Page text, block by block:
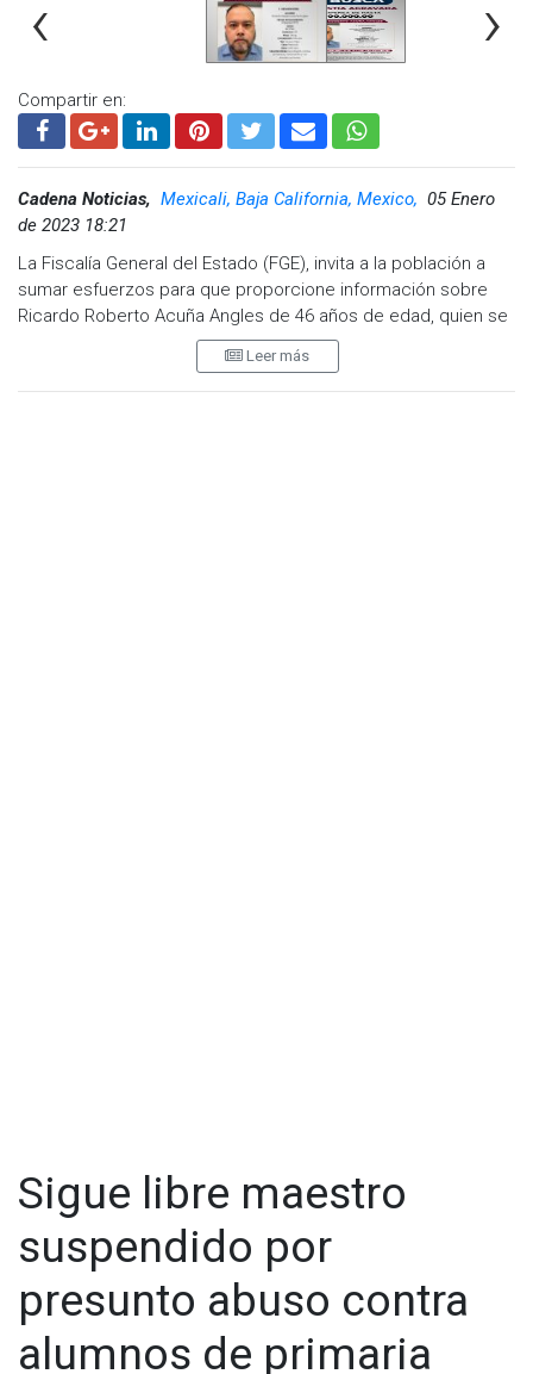
‹ ›
Compartir en:
Cadena Noticias, Mexicali, Baja California, Mexico, 05 Enero
de 2023 18:21
La Fiscalía General del Estado (FGE), invita a la población a
sumar esfuerzos para que proporcione información sobre
Ricardo Roberto Acuña Angles de 46 años de edad, quien se
busca con fines de investigación, por contar con orden de
aprehensión en su contra por investigaciones que se siguen
por la probable comisión del delito de pederastia agravada.
Leer más
Sigue libre maestro
suspendido por
presunto abuso contra
alumnos de primaria